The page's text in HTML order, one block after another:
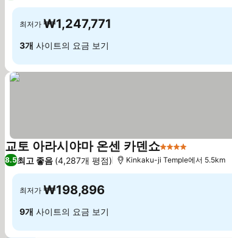
최저가 ₩1,247,771
3개 사이트의 요금 보기
교토 아라시야마 온센 카덴쇼4 성급
8.5최고 좋음 (4,287개 평점) Kinkaku-ji Temple에서 5.5km
최저가 ₩198,896
9개 사이트의 요금 보기